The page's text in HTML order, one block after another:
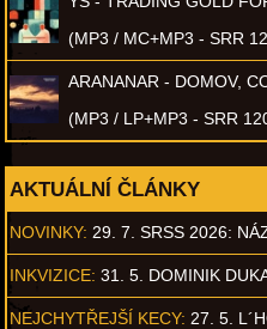
(MP3 / MC+MP3 - SRR
ARANANAR - DOMOV,
(MP3 / LP+MP3 - SRR
AKTUÁLNÍ ČLÁNKY
NOVINKY: 29. 7. SRSS 2026:
INKVIZICE: 31. 5. DOMINIK
NEJCHYTŘEJŠÍ KECY: 27. 5.